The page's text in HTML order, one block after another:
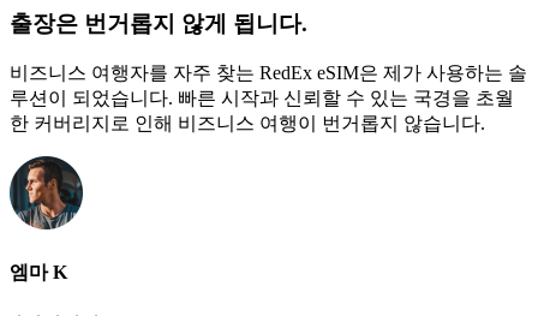
출장은 번거롭지 않게 됩니다.
비즈니스 여행자를 자주 찾는 RedEx eSIM은 제가 사용하는 솔
루션이 되었습니다. 빠른 시작과 신뢰할 수 있는 국경을 초월
한 커버리지로 인해 비즈니스 여행이 번거롭지 않습니다.
엠마 K